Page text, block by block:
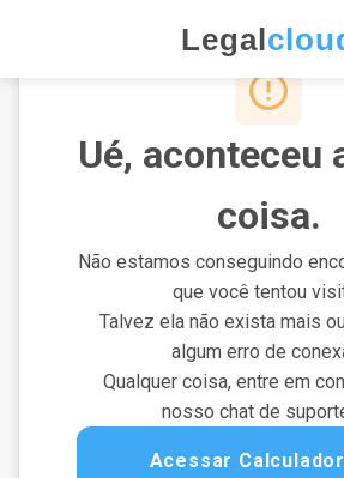
Legal
Ué, aconteceu
coisa.
Não estamos conseguindo
que você tentou
Talvez ela não exista mais
algum erro de
Qualquer coisa, entre em
nosso chat de
Acessar